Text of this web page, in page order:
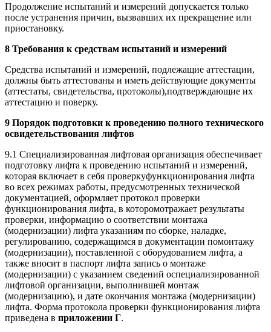
Продолжение испытаний и измерений допускается только
после устранения причин, вызвавших их прекращение или
приостановку.
8 Требования к средствам испытаний и измерений
Средства испытаний и измерений, подлежащие аттестации,
должны быть аттестованы и иметь действующие документы
(аттестаты, свидетельства, протоколы),подтверждающие их
аттестацию и поверку.
9 Порядок подготовки к проведению полного технического
освидетельствования лифтов
9.1 Специализированная лифтовая организация обеспечивает
подготовку лифта к проведению испытаний и измерений,
которая включает в себя проверкуфункционирования лифта
во всех режимах работы, предусмотренных технической
документацией, оформляет протокол проверки
функционирования лифта, в которомотражает результаты
проверки, информацию о соответствии монтажа
(модернизации) лифта указаниям по сборке, наладке,
регулированию, содержащимся в документации помонтажу
(модернизации), поставленной с оборудованием лифта, а
также вносит в паспорт лифта запись о монтаже
(модернизации) с указанием сведений оспециализированной
лифтовой организации, выполнившей монтаж
(модернизацию), и дате окончания монтажа (модернизации)
лифта. Форма протокола проверки функционирования лифта
приведена в приложении Г.